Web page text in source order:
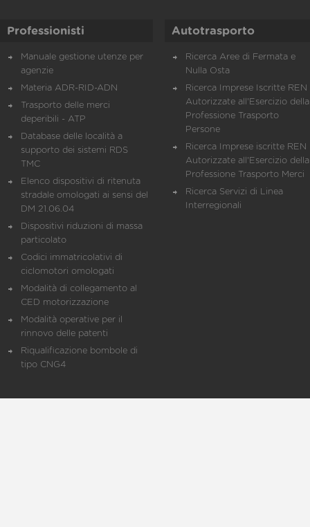
Professionisti
Manuale gestione utenze per
agenzie
Materia ADR-RID-ADN
Trasporto delle merci
deperibili - ATP
Database delle località a
supporto dei sistemi RDS
TMC
Elenco dispositivi di ritenuta
stradale omologati ai sensi del
DM 21.06.04
Dispositivi riduzioni di massa
particolato
Codici immatricolativi di
ciclomotori omologati
Modalità di collegamento al
CED motorizzazione
Modalità operative per il
rinnovo delle patenti
Riqualificazione bombole di
tipo CNG4
Autotrasporto
Ricerca Aree di Fermata e
Nulla Osta
Ricerca Imprese Iscritte REN
Autorizzate all'Esercizio della
Professione Trasporto
Persone
Ricerca Imprese iscritte REN
Autorizzate all'Esercizio della
Professione Trasporto Merci
Ricerca Servizi di Linea
Interregionali